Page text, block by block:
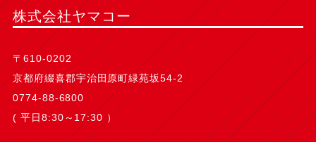
株式会社ヤマコー
〒610-0202
京都府綴喜郡宇治田原町緑苑坂54-2
0774-88-6800
( 平日8:30～17:30 ）